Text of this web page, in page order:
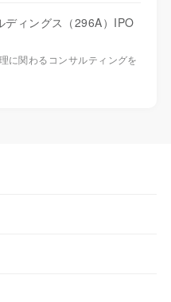
ディングス（296A）IPO
に関わるコンサルティングを